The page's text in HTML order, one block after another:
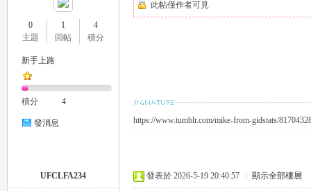
0
主題
1
回帖
4
積分
新手上路
積分 4
發消息
此帖僅作者可見
https://www.tumblr.com/mike-from-gidstats/
UFCLFA234 發表於 2026-5-19 20:40:57 顯示全部樓層